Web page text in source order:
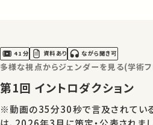
41分 資料あり ながら聞き可
多様な視点からジェンダーを見る(学術フ
第1回 イントロダクション
※動画の35分30秒で言及されてい